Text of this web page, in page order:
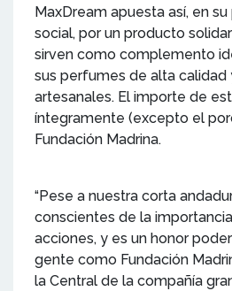
MaxDream apuesta así, en
social, por un producto
sirven como complemento
sus perfumes de alta calidad
artesanales. El importe de
íntegramente (excepto el
Fundación Madrina.
“Pese a nuestra corta
conscientes de la
acciones, y es un honor
gente como Fundación
la Central de la compañía